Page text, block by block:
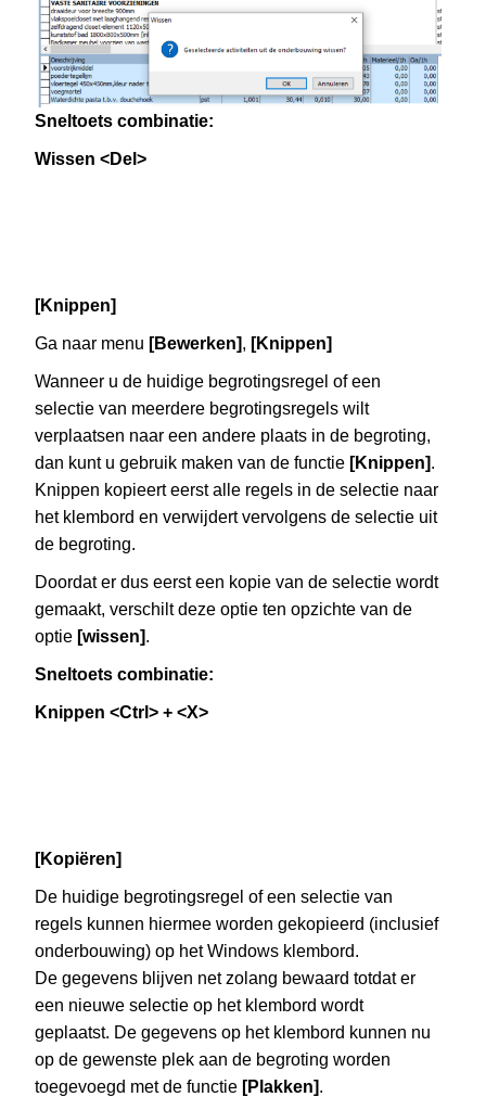
Sneltoets combinatie:
Wissen <Del>
[Knippen]
Ga naar menu [Bewerken], [Knippen]
Wanneer u de huidige begrotingsregel of een
selectie van meerdere begrotingsregels wilt
verplaatsen naar een andere plaats in de begroting,
dan kunt u gebruik maken van de functie [Knippen].
Knippen kopieert eerst alle regels in de selectie naar
het klembord en verwijdert vervolgens de selectie uit
de begroting.
Doordat er dus eerst een kopie van de selectie wordt
gemaakt, verschilt deze optie ten opzichte van de
optie [wissen].
Sneltoets combinatie:
Knippen <Ctrl> + <X>
[Kopiëren]
De huidige begrotingsregel of een selectie van
regels kunnen hiermee worden gekopieerd (inclusief
onderbouwing) op het Windows klembord.
De gegevens blijven net zolang bewaard totdat er
een nieuwe selectie op het klembord wordt
geplaatst. De gegevens op het klembord kunnen nu
op de gewenste plek aan de begroting worden
toegevoegd met de functie [Plakken].